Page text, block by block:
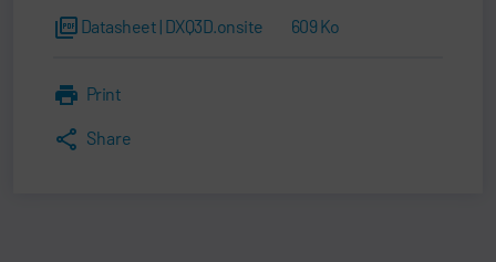
Datasheet | DXQ3D.onsite 609 Ko
Print
Share